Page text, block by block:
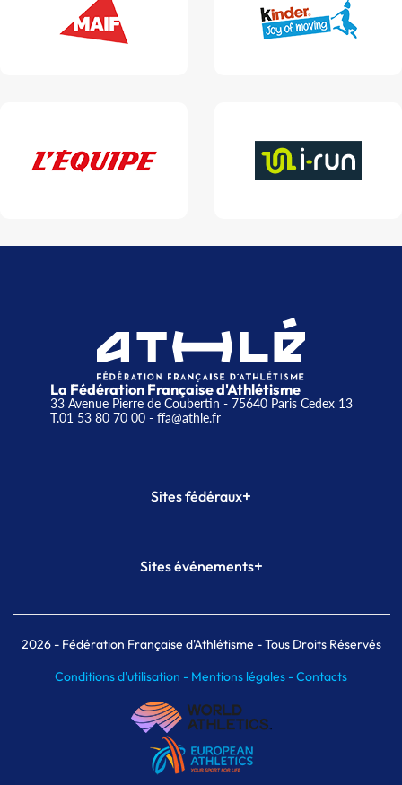
La Fédération Française d'Athlétisme
33 Avenue Pierre de Coubertin - 75640 Paris Cedex 13
T.01 53 80 70 00- ffa@athle.fr
Sites fédéraux+
Plateforme Formation
Sites événements+
Meeting de Paris indoor
MAIF Ekiden de Paris
2026- Fédération Française d'Athlétisme - Tous Droits Réservés
Conditions d'utilisation - Mentions légales -Contacts